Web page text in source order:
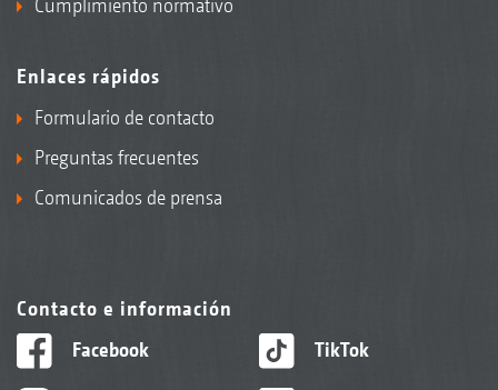
Enlaces rápidos
Formulario de contacto
Preguntas frecuentes
Comunicados de prensa
Contacto e información
Facebook
TikTok